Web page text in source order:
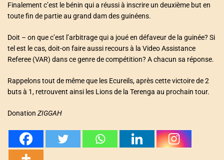
Finalement c’est le bénin qui a réussi à inscrire un deuxième but en
toute fin de partie au grand dam des guinéens.
Doit – on que c’est l’arbitrage qui a joué en défaveur de la guinée? Si
tel est le cas, doit-on faire aussi recours à la Video Assistance
Referee (VAR) dans ce genre de compétition? A chacun sa réponse.
Rappelons tout de même que les Ecureils, après cette victoire de 2
buts à 1, retrouvent ainsi les Lions de la Terenga au prochain tour.
Donation ZIGGAH